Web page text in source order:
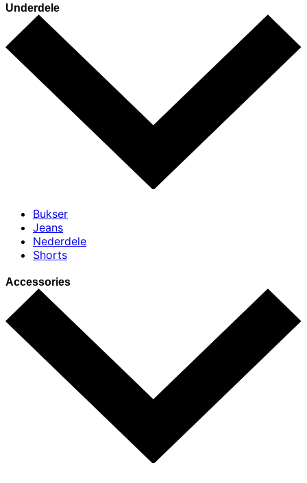
Underdele
Bukser
Jeans
Nederdele
Shorts
Accessories